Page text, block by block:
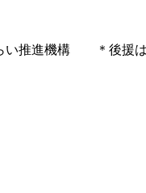
い推進機構 ＊後援は